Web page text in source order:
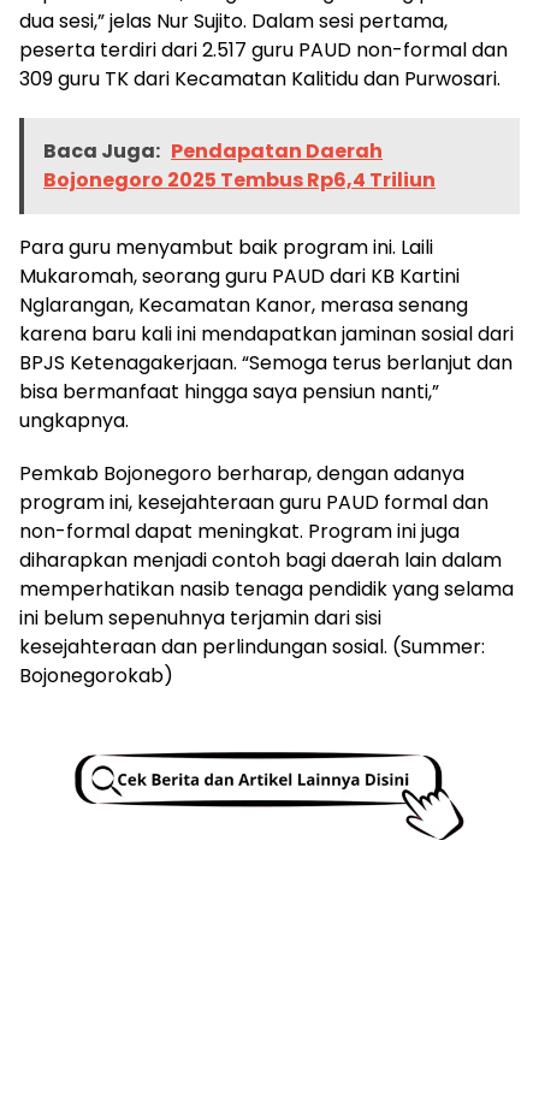
Baca Juga: Angin Kencang Porak Porandakan
Beberapa Rumah di Bojonegoro
dua sesi,” jelas Nur Sujito. Dalam sesi pertama,
peserta terdiri dari 2.517 guru PAUD non-formal dan
309 guru TK dari Kecamatan Kalitidu dan Purwosari.
Baca Juga: Pendapatan Daerah
Bojonegoro 2025 Tembus Rp6,4 Triliun
Para guru menyambut baik program ini. Laili
Mukaromah, seorang guru PAUD dari KB Kartini
Nglarangan, Kecamatan Kanor, merasa senang
karena baru kali ini mendapatkan jaminan sosial dari
BPJS Ketenagakerjaan. “Semoga terus berlanjut dan
bisa bermanfaat hingga saya pensiun nanti,”
ungkapnya.
Pemkab Bojonegoro berharap, dengan adanya
program ini, kesejahteraan guru PAUD formal dan
non-formal dapat meningkat. Program ini juga
diharapkan menjadi contoh bagi daerah lain dalam
memperhatikan nasib tenaga pendidik yang selama
ini belum sepenuhnya terjamin dari sisi
kesejahteraan dan perlindungan sosial. (Summer:
Bojonegorokab)